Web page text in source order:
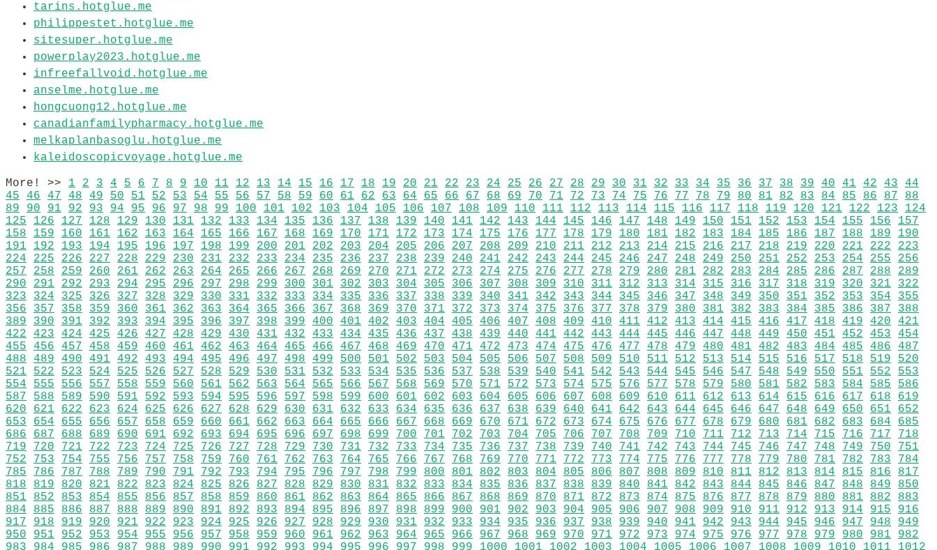
tarins.hotglue.me
philippestet.hotglue.me
sitesuper.hotglue.me
powerplay2023.hotglue.me
infreefallvoid.hotglue.me
anselme.hotglue.me
hongcuong12.hotglue.me
canadianfamilypharmacy.hotglue.me
melkaplanbasoglu.hotglue.me
kaleidoscopicvoyage.hotglue.me
More! >> 1 2 3 4 5 6 7 8 9 10 11 12 13 14 15 16 17 18 19 20 21 22 23 24 25 26 27 28 29 30 31 32 33 34 35 36 37 38 39 40 41 42 43
44
45
46 47 48 49 50 51 52 53 54 55 56 57 58 59 60 61 62 63 64 65 66 67 68 69 70 71 72 73 74 75 76 77 78 79 80 81 82 83 84 85 86 87
88
89
90 91 92 93 94 95 96 97 98 99 100 101 102 103 104 105 106 107 108 109 110 111 112 113 114 115 116 117 118 119 120 121 122 123
124
125
126 127 128 129 130 131 132 133 134 135 136 137 138 139 140 141 142 143 144 145 146 147 148 149 150 151 152 153 154 155 156
157
158
159 160 161 162 163 164 165 166 167 168 169 170 171 172 173 174 175 176 177 178 179 180 181 182 183 184 185 186 187 188 189
190
191
192 193 194 195 196 197 198 199 200 201 202 203 204 205 206 207 208 209 210 211 212 213 214 215 216 217 218 219 220 221 222
223
224
225 226 227 228 229 230 231 232 233 234 235 236 237 238 239 240 241 242 243 244 245 246 247 248 249 250 251 252 253 254 255
256
257
258 259 260 261 262 263 264 265 266 267 268 269 270 271 272 273 274 275 276 277 278 279 280 281 282 283 284 285 286 287 288
289
290
291 292 293 294 295 296 297 298 299 300 301 302 303 304 305 306 307 308 309 310 311 312 313 314 315 316 317 318 319 320 321
322
323
324 325 326 327 328 329 330 331 332 333 334 335 336 337 338 339 340 341 342 343 344 345 346 347 348 349 350 351 352 353 354
355
356
357 358 359 360 361 362 363 364 365 366 367 368 369 370 371 372 373 374 375 376 377 378 379 380 381 382 383 384 385 386 387
388
389
390 391 392 393 394 395 396 397 398 399 400 401 402 403 404 405 406 407 408 409 410 411 412 413 414 415 416 417 418 419 420
421
422
423 424 425 426 427 428 429 430 431 432 433 434 435 436 437 438 439 440 441 442 443 444 445 446 447 448 449 450 451 452 453
454
455
456 457 458 459 460 461 462 463 464 465 466 467 468 469 470 471 472 473 474 475 476 477 478 479 480 481 482 483 484 485 486
487
488
489 490 491 492 493 494 495 496 497 498 499 500 501 502 503 504 505 506 507 508 509 510 511 512 513 514 515 516 517 518 519
520
521
522 523 524 525 526 527 528 529 530 531 532 533 534 535 536 537 538 539 540 541 542 543 544 545 546 547 548 549 550 551 552
553
554
555 556 557 558 559 560 561 562 563 564 565 566 567 568 569 570 571 572 573 574 575 576 577 578 579 580 581 582 583 584 585
586
587
588 589 590 591 592 593 594 595 596 597 598 599 600 601 602 603 604 605 606 607 608 609 610 611 612 613 614 615 616 617 618
619
620
621 622 623 624 625 626 627 628 629 630 631 632 633 634 635 636 637 638 639 640 641 642 643 644 645 646 647 648 649 650 651
652
653
654 655 656 657 658 659 660 661 662 663 664 665 666 667 668 669 670 671 672 673 674 675 676 677 678 679 680 681 682 683 684
685
686
687 688 689 690 691 692 693 694 695 696 697 698 699 700 701 702 703 704 705 706 707 708 709 710 711 712 713 714 715 716 717
718
719
720 721 722 723 724 725 726 727 728 729 730 731 732 733 734 735 736 737 738 739 740 741 742 743 744 745 746 747 748 749 750
751
752
753 754 755 756 757 758 759 760 761 762 763 764 765 766 767 768 769 770 771 772 773 774 775 776 777 778 779 780 781 782 783
784
785
786 787 788 789 790 791 792 793 794 795 796 797 798 799 800 801 802 803 804 805 806 807 808 809 810 811 812 813 814 815 816
817
818
819 820 821 822 823 824 825 826 827 828 829 830 831 832 833 834 835 836 837 838 839 840 841 842 843 844 845 846 847 848 849
850
851
852 853 854 855 856 857 858 859 860 861 862 863 864 865 866 867 868 869 870 871 872 873 874 875 876 877 878 879 880 881 882
883
884
885 886 887 888 889 890 891 892 893 894 895 896 897 898 899 900 901 902 903 904 905 906 907 908 909 910 911 912 913 914 915
916
917
918 919 920 921 922 923 924 925 926 927 928 929 930 931 932 933 934 935 936 937 938 939 940 941 942 943 944 945 946 947 948
949
950
951 952 953 954 955 956 957 958 959 960 961 962 963 964 965 966 967 968 969 970 971 972 973 974 975 976 977 978 979 980 981
982
983
984 985 986 987 988 989 990 991 992 993 994 995 996 997 998 999 1000 1001 1002 1003 1004 1005 1006 1007 1008 1009 1010 1011 1012